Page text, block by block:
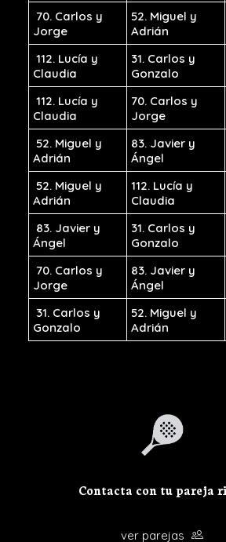
70. Carlos y
Jorge
52. Miguel y
Adrián
112. Lucía y
Claudia
31. Carlos y
Gonzalo
112. Lucía y
Claudia
70. Carlos y
Jorge
52. Miguel y
Adrián
83. Javier y
Ángel
52. Miguel y
Adrián
112. Lucía y
Claudia
83. Javier y
Ángel
31. Carlos y
Gonzalo
70. Carlos y
Jorge
83. Javier y
Ángel
31. Carlos y
Gonzalo
52. Miguel y
Adrián
Contacta con tu pareja
ver parejas